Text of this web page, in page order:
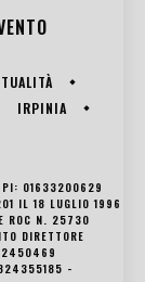
IRPINIA
PI: 01633200629
IL 18 LUGLIO 1996
ROC N. 25730
DIRETTORE
-